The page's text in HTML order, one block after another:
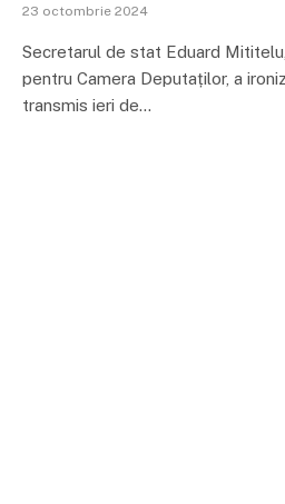
23 octombrie 2024
Secretarul de stat Eduard
pentru Camera Deputaților, a
transmis ieri de…